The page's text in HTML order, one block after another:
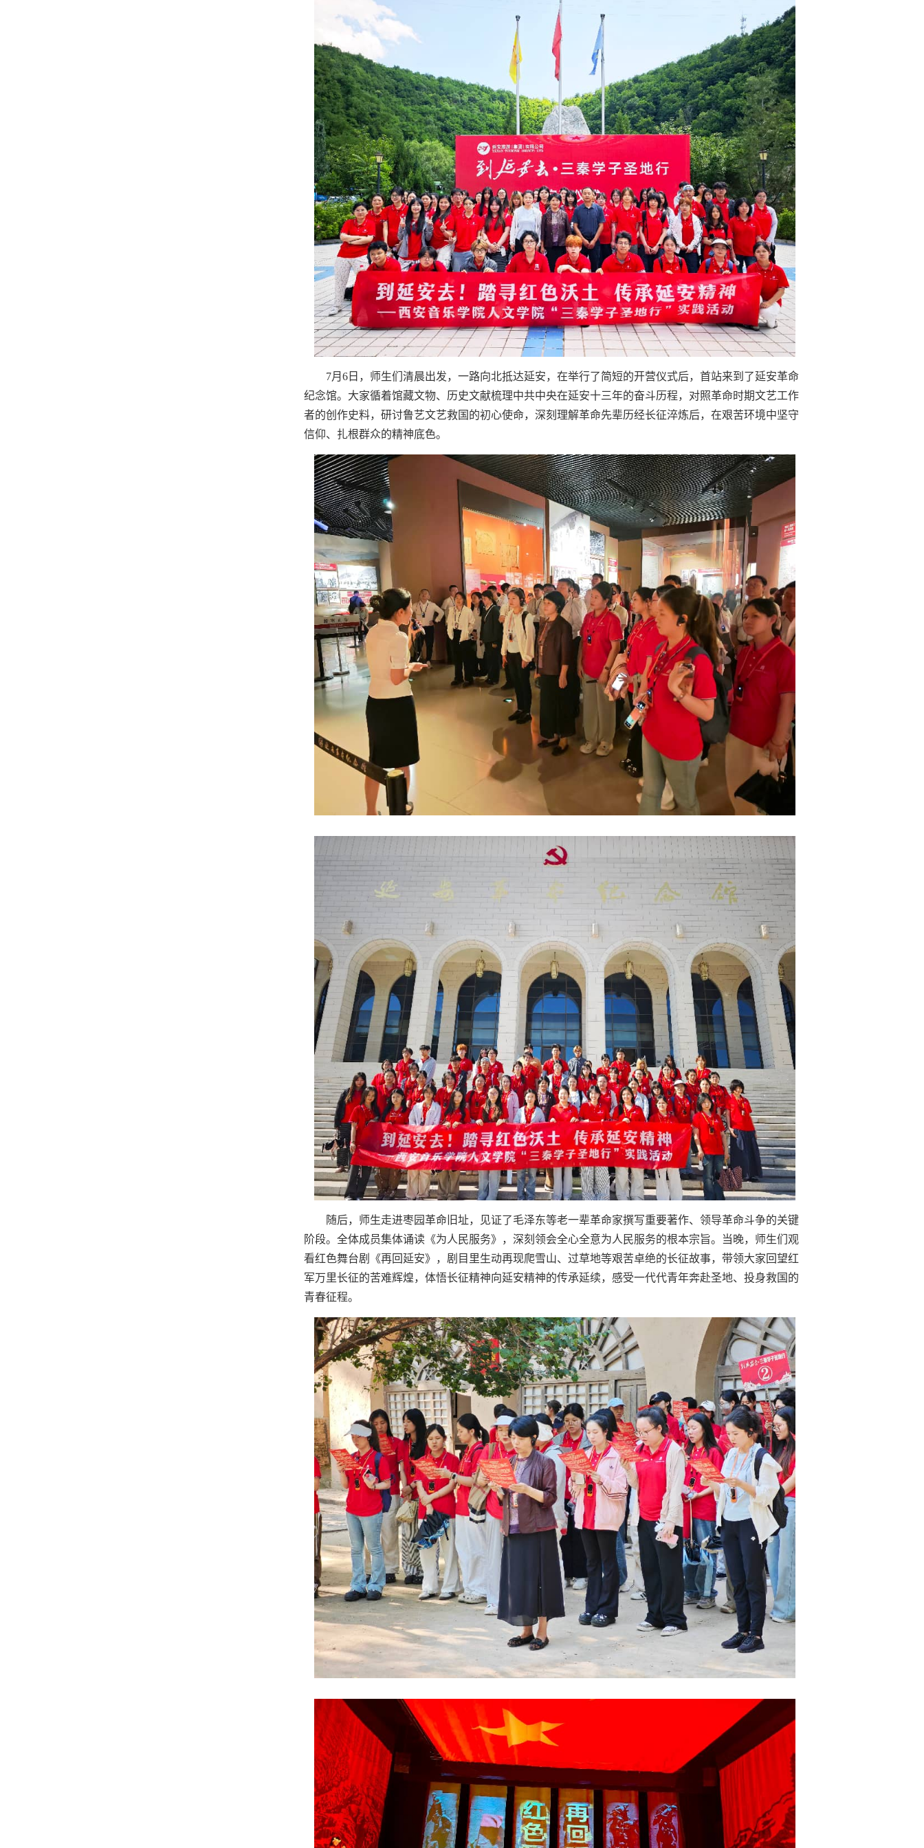
7月 6日，师生们清晨出发，一路向北抵达延安，在举行了简短的开营仪式后，首站来到了延安革命
纪念馆。大家循着馆藏文物、历史文献梳理中共中央在延安十三年的奋斗历程，对照革命时期文艺工作
者的创作史料，研讨鲁艺文艺救国的初心使命，深刻理解革命先辈历经长征淬炼后，在艰苦环境中坚守
信仰、扎根群众的精神底色。
随后，师生走进枣园革命旧址，见证了毛泽东等老一辈革命家撰写重要著作、领导革命斗争的关键
阶段。全体成员集体诵读《为人民服务》，深刻领会全心全意为人民服务的根本宗旨。当晚，师生们观
看红色舞台剧《再回延安》，剧目里生动再现爬雪山、过草地等艰苦卓绝的长征故事，带领大家回望红
军万里长征的苦难辉煌，体悟长征精神向延安精神的传承延续，感受一代代青年奔赴圣地、投身救国的
青春征程。